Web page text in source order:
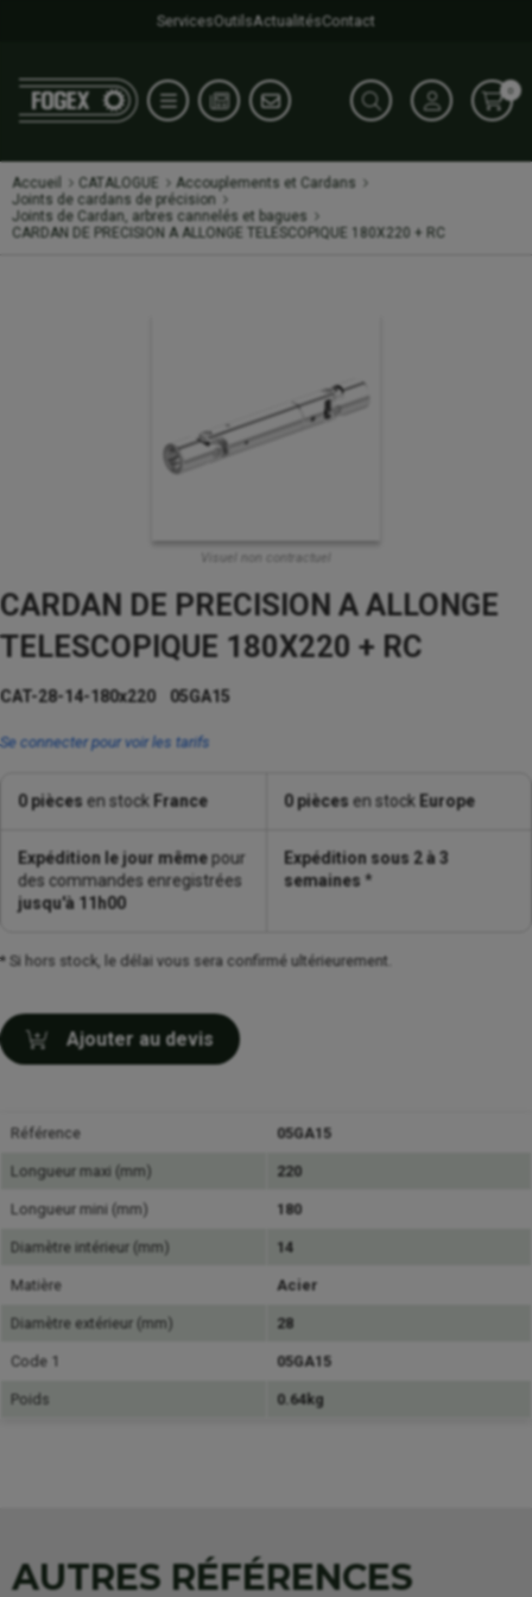
ServicesOutilsActualitésContact
0
Accueil CATALOGUE
Accouplements et Cardans
Joints de cardans de précision
Joints de Cardan, arbres cannelés et bagues
CARDAN DE PRECISION A ALLONGE TELESCOPIQUE 180X220 + RC
Visuel non contractuel
CARDAN DE PRECISION A ALLONGE
TELESCOPIQUE 180X220 + RC
CAT-28-14-180x220 05GA15
Se connecter pour voir les tarifs
0 piècesen stock France 0 piècesen stock Europe
Expédition le jour mêmepour
des commandes enregistrées
jusqu'à 11h00
Expédition sous 2 à 3
semaines *
* Si hors stock, le délai vous sera confirmé ultérieurement.
Ajouter au devis
Référence 05GA15
Longueur maxi (mm) 220
Longueur mini (mm) 180
Diamètre intérieur (mm) 14
Matière Acier
Diamètre extérieur (mm) 28
Code 1 05GA15
Poids 0.64kg
AUTRES RÉFÉRENCES